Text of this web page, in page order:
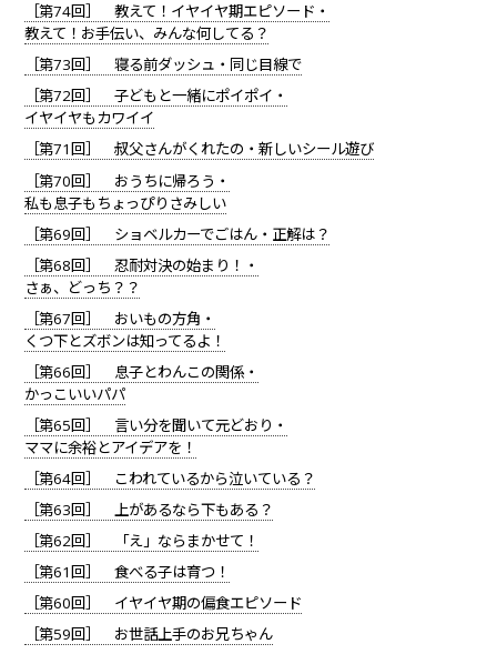
［第74回］ 教えて！イヤイヤ期エピソード・
教えて！お手伝い、みんな何してる？
［第73回］ 寝る前ダッシュ・同じ目線で
［第72回］ 子どもと一緒にポイポイ・
イヤイヤもカワイイ
［第71回］ 叔父さんがくれたの・新しいシール遊び
［第70回］ おうちに帰ろう・
私も息子もちょっぴりさみしい
［第69回］ ショベルカーでごはん・正解は？
［第68回］ 忍耐対決の始まり！・
さぁ、どっち？？
［第67回］ おいもの方角・
くつ下とズボンは知ってるよ！
［第66回］ 息子とわんこの関係・
かっこいいパパ
［第65回］ 言い分を聞いて元どおり・
ママに余裕とアイデアを！
［第64回］ こわれているから泣いている？
［第63回］ 上があるなら下もある？
［第62回］ 「え」ならまかせて！
［第61回］ 食べる子は育つ！
［第60回］ イヤイヤ期の偏食エピソード
［第59回］ お世話上手のお兄ちゃん